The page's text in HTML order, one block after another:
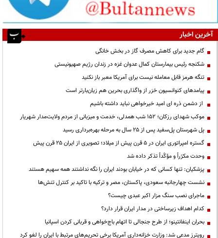
آخرین اخبار
گام جدید برای کاهش مصرف گاز در بخش خانگی
شکنجه رئیس بیمارستان کمال عدوان غزه در زندان رژیم صهیونیستی
تنگه هرمز قابل معامله نیست برای آمریکا معبر باز نکنید
پیامدهای کنوانسیون خزر از واگذاری بحرین هم زیان‌بارتر است
از دشمن ذره ای امید خیرخواهی نباید داشته باشیم
موکب شهدای رزکان؛ ۱۵۲ شب همدلی، خدمت و میزبانی از مردم ولایت‌مدار شهریار
پل شهرستان پل‌سفید پس از ۲۵ سال به مرحله بهره‌برداری رسید
گستره امپراتوری ایران در ۵ قرن پیش از میلاد؛ تصویری از ایران ۲۵ قرن پیش
وحدت مکرّراً و مؤکّداً تذکر داده شد
پزشکیان: تنها کسانی که در خیابان بودند ایران را نگه نداشتند همه سهیم هستند
نشست چهارجانبه سعودی، پاکستان، مصر و ترکیه با تاکید بر کنترل تنش‌ها
ماجرای نصب سنگ مزار اکبر عبدی چیست؟
کدام اهداف زیرساختی در مدار ایران قرار دارد؟
بحران اینفانتینو؛ از طرح جنجالی تا اتهام باج‌خواهی و قربانی کردن اسپانیا
رویترز مدعی شد: وزارت خزانه‌داری آمریکا برخی تحریم‌های مرتبط با ایران را لغو کرد